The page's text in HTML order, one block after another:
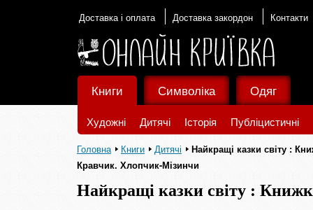
Доставка і оплата Доставка закордон Контакти
Книги
Художні Дитячі Історія Публіцистичні
Символіка Одяг
Головна Книги Дитячі
Найкращі казки світу :
Кравчик. Хлопчик-Мізинчи
Найкращі казки світу :